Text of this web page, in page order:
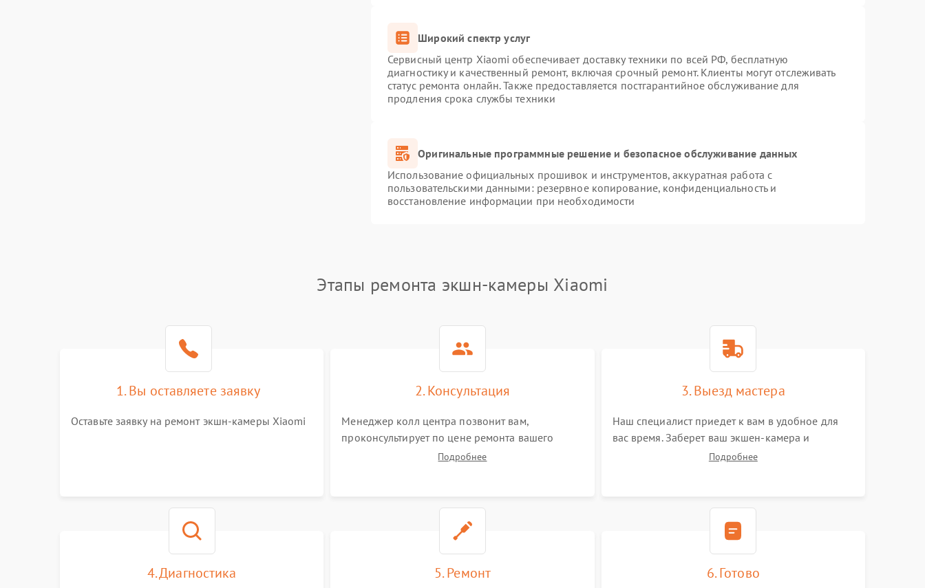
Широкий спектр услуг
Сервисный центр Xiaomi обеспечивает доставку техники по всей РФ, бесплатную
диагностику и качественный ремонт, включая срочный ремонт. Клиенты могут отслеживать
статус ремонта онлайн. Также предоставляется постгарантийное обслуживание для
продления срока службы техники
Оригинальные программные решение и безопасное обслуживание данных
Использование официальных прошивок и инструментов, аккуратная работа с
пользовательскими данными: резервное копирование, конфиденциальность и
восстановление информации при необходимости
Этапы ремонта экшн-камеры Xiaomi
1. Вы оставляете заявку
Оставьте заявку на ремонт экшн-камеры Xiaomi
2. Консультация
Менеджер колл центра позвонит вам,
проконсультирует по цене ремонта вашего
экшн-камеры а также ответит на все ваши
Подробнее
3. Выезд мастера
Наш специалист приедет к вам в удобное для
вас время. Заберет ваш экшен-камера и
привезет на склад для диагностики.
Подробнее
4. Диагностика 5. Ремонт 6. Готово